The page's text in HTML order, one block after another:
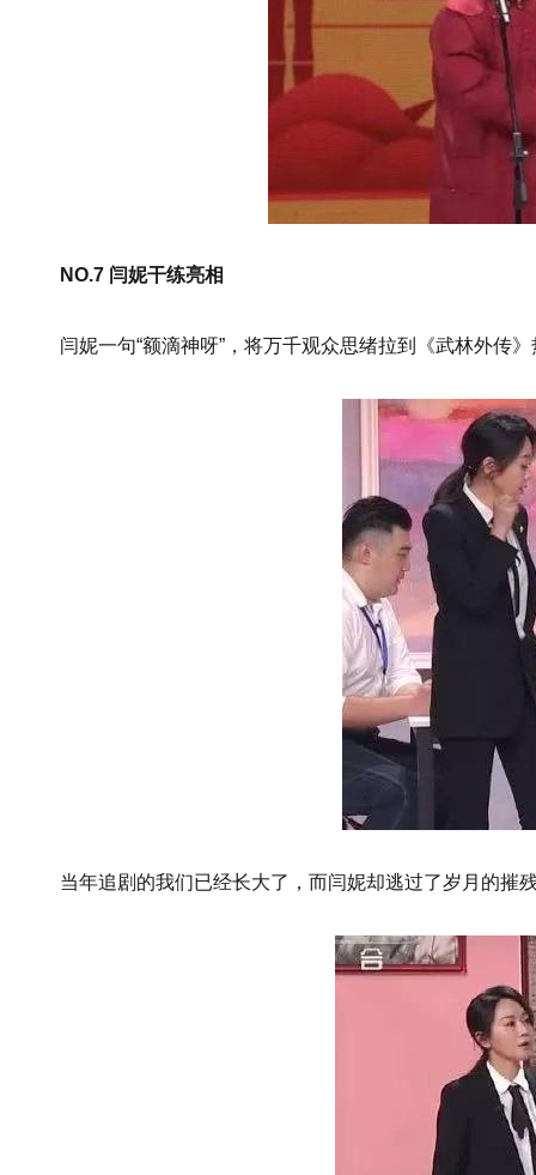
NO.7 闫妮干练亮相
闫妮一句“额滴神呀”，将万千观众思绪拉到《武林外传
当年追剧的我们已经长大了，而闫妮却逃过了岁月的